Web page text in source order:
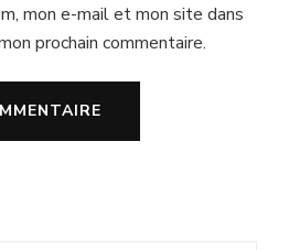
mon e-mail et mon site dans
prochain commentaire.